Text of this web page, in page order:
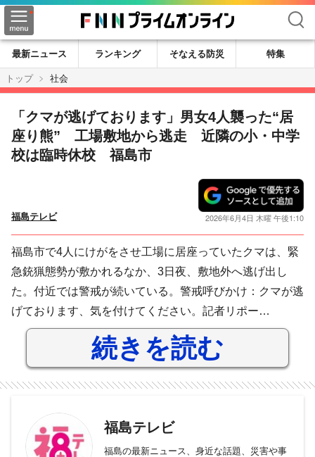
検索
最新ニュース ランキング そなえる防災
特集
トップ
社会
「クマが逃げております」男女4人襲った“居
座り熊” 工場敷地から逃走 近隣の小・中学
校は臨時休校 福島市
福島テレビ 2026年6月4日 木曜 午後1:10
福島市で4人にけがをさせ工場に居座っていたクマは、緊
急銃猟態勢が敷かれるなか、3日夜、敷地外へ逃げ出し
た。付近では警戒が続いている。警戒呼びかけ：クマが逃
げております、気を付けてください。記者リポー…
続きを読む
福島テレビ
福島の最新ニュース、身近な話題、災害や事